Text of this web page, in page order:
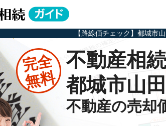
【路線価チェック】都城市
完全
無料
不動産相
都城市山
不動産の売却